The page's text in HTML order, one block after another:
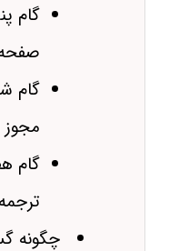
گام
گام
مجوز
گام
چگونه